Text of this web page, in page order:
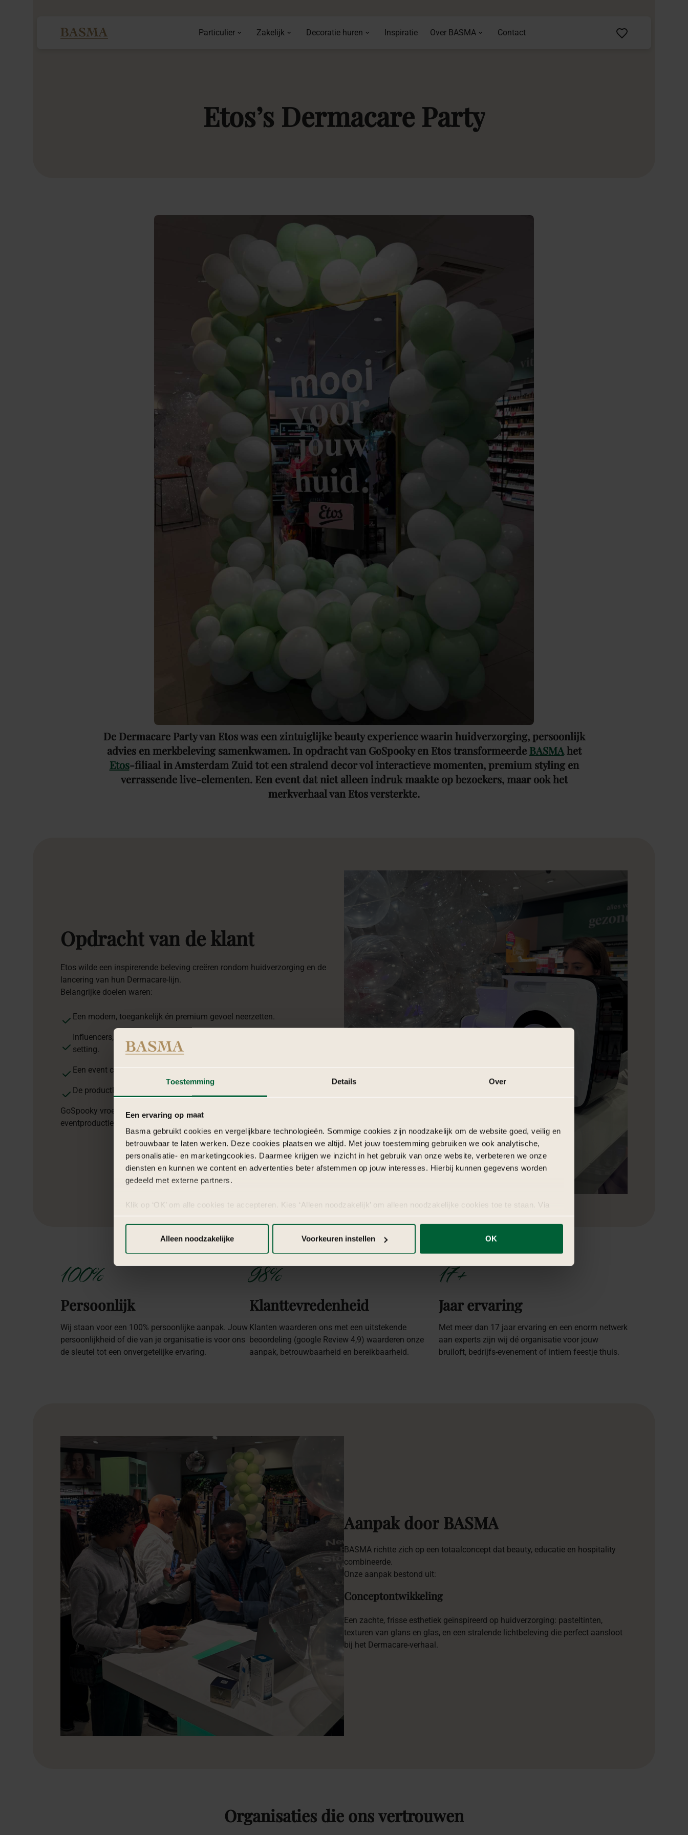
Toestemming Details Over
Een ervaring op maat
Basma gebruikt cookies en vergelijkbare technologieën. Sommige cookies zijn noodzakelijk om de website goed, veilig en
betrouwbaar te laten werken. Deze cookies plaatsen we altijd. Met jouw toestemming gebruiken we ook analytische,
personalisatie- en marketingcookies. Daarmee krijgen we inzicht in het gebruik van onze website, verbeteren we onze
diensten en kunnen we content en advertenties beter afstemmen op jouw interesses. Hierbij kunnen gegevens worden
gedeeld met externe partners.
Klik op ‘OK’ om alle cookies te accepteren. Kies ‘Alleen noodzakelijk’ om alleen noodzakelijke cookies toe te staan. Via
Alleen noodzakelijke
Voorkeuren instellen OK
Particulier Zakelijk Decoratie huren Inspiratie Over BASMA Contact
Etos’s Dermacare Party
De Dermacare Party van Etos was een zintuiglijke beauty experience waarin huidverzorging, persoonlijk
advies en merkbeleving samenkwamen. In opdracht van GoSpooky en Etos transformeerde BASMAhet
Etos-filiaal in Amsterdam Zuid tot een stralend decor vol interactieve momenten, premium styling en
verrassende live-elementen. Een event dat niet alleen indruk maakte op bezoekers, maar ook het
merkverhaal van Etos versterkte.
Opdrachtvan deklant
Etos wilde een inspirerende beleving creëren rondom huidverzorging en de
lancering van hun Dermacare-lijn.
Belangrijke doelen waren:
Een modern, toegankelijk én premium gevoel neerzetten.
Influencers, creators én consumenten samenbrengen in één inspirerende
setting.
Een event creëren dat goed deelbaar is op TikTok en Instagram.
De productlijn tot leven brengen via advies, interactie en beleving.
GoSpooky vroeg BASMA om de volledige styling, experience-flow, sfeerregie en
eventproductie te verzorgen.
100%
Persoonlijk
Wij staan voor een 100% persoonlijke aanpak. Jouw
persoonlijkheid of die van je organisatie is voor ons
de sleutel tot een onvergetelijke ervaring.
98%
Klanttevredenheid
Klanten waarderen ons met een uitstekende
beoordeling (google Review 4,9) waarderen onze
aanpak, betrouwbaarheid en bereikbaarheid.
17+
Jaar ervaring
Met meer dan 17 jaar ervaring en een enorm netwerk
aan experts zijn wij dé organisatie voor jouw
bruiloft, bedrijfs-evenement of intiem feestje thuis.
Aanpak door BASMA
BASMA richtte zich op een totaalconcept dat beauty, educatie en hospitality
combineerde.
Onze aanpak bestond uit:
Conceptontwikkeling
Een zachte, frisse esthetiek geïnspireerd op huidverzorging: pasteltinten,
texturen van glans en glas, en een stralende lichtbeleving die perfect aansloot
bij het Dermacare-verhaal.
Organisaties die onsvertrouwen